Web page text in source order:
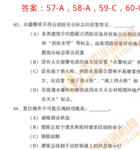
答案：57-A，58-A，59-C，